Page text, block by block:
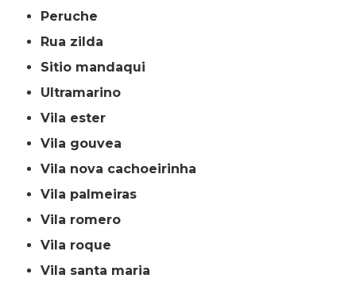
peruche
rua zilda
sitio mandaqui
ultramarino
vila ester
vila gouvea
vila nova cachoeirinha
vila palmeiras
vila romero
vila roque
vila santa maria